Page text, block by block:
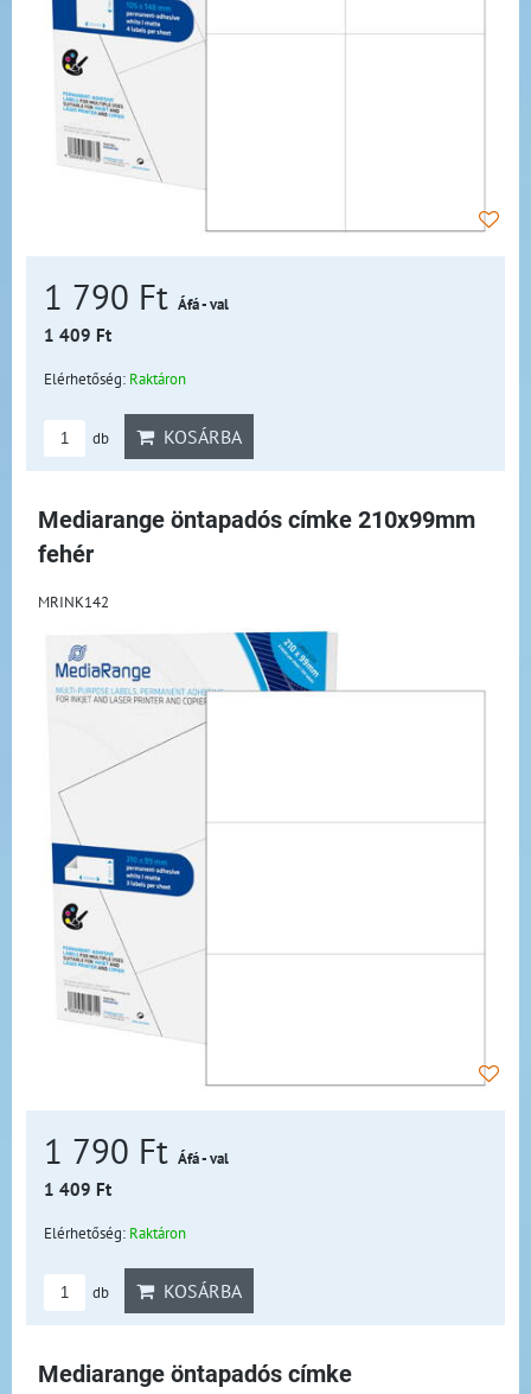
1 790 Ft Áfá - val
1 409 Ft
Elérhetőség: Raktáron
db KOSÁRBA
Mediarange öntapadós címke 210x99mm
fehér
MRINK142
1 790 Ft Áfá - val
1 409 Ft
Elérhetőség: Raktáron
db KOSÁRBA
Mediarange öntapadós címke